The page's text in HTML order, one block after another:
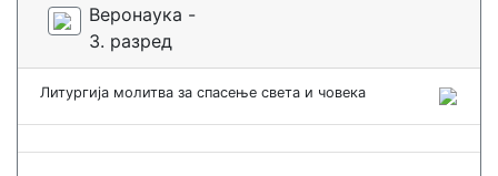
Веронаука -
3. разред
Литургија молитва за спасење света и човека